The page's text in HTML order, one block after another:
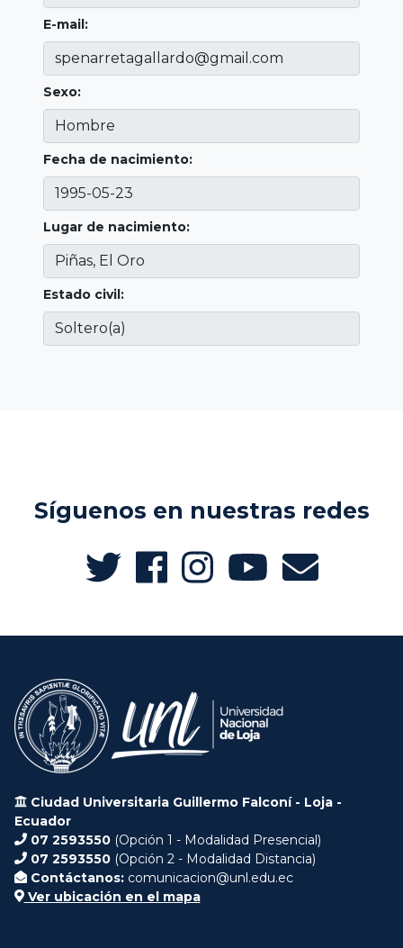
E-mail:
Sexo:
Fecha de nacimiento:
Lugar de nacimiento:
Estado civil:
Síguenos en nuestras redes
Ciudad Universitaria Guillermo Falconí - Loja -
Ecuador
07 2593550 (Opción 1 - Modalidad Presencial)
07 2593550 (Opción 2 - Modalidad Distancia)
Contáctanos: comunicacion@unl.edu.ec
Ver ubicación en el mapa